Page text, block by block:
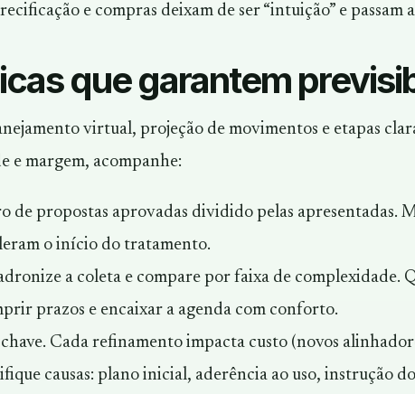
e compras deixam de ser “intuição” e passam
que garantem
virtual, projeção de movimentos e etapas
e margem, acompanhe:
de propostas aprovadas dividido pelas apresentadas.
o início do tratamento.
a coleta e compare por faixa de complexidade.
prazos e encaixar a agenda com conforto.
Cada refinamento impacta custo (novos
causas: plano inicial, aderência ao uso, instrução